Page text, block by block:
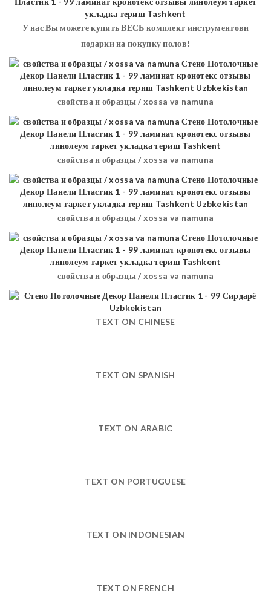
У нас Вы можете купить ВЕСЬ комплект инструментови
подарки на покупку полов!
свойства и образцы / xossa va namuna
свойства и образцы / xossa va namuna
свойства и образцы / xossa va namuna
свойства и образцы / xossa va namuna
TEXT ON CHINESE
TEXT ON SPANISH
TEXT ON ARABIC
TEXT ON PORTUGUESE
TEXT ON INDONESIAN
TEXT ON FRENCH